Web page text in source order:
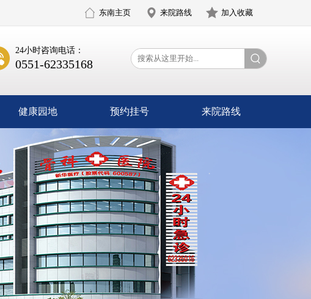
东南主页 来院路线 加入收藏
24小时咨询电话：
0551-62335168
健康园地 预约挂号 来院路线